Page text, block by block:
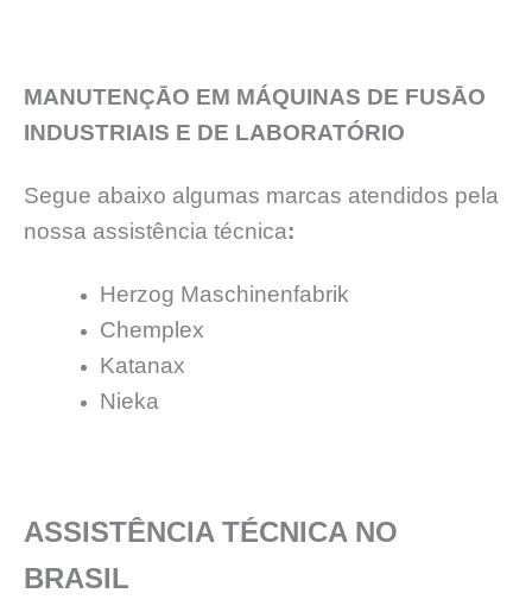
MANUTENÇĀO EM MÁQUINAS DE FUSĀO
INDUSTRIAIS E DE LABORATÓRIO
Segue abaixo algumas marcas atendidos pela
nossa assistência técnica:
Herzog Maschinenfabrik
Chemplex
Katanax
Nieka
ASSISTÊNCIA TÉCNICA NO
BRASIL